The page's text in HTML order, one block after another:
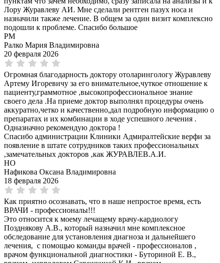
Лору Журавлеву АИ. Мне сделали рентген пазух носа и
назначили также лечение. В общем за один визит комплексно
подошли к проблеме. Спасибо большое
РМ
Ралко Мария Владимировна
20 февраля 2026
Огромная благодарность доктору отоларингологу Журавлеву
Артему Игоревичу за его внимательное,чуткое отношение к
пациенту,граммотное ,высокопрофессиональное знание
своего дела .На приеме доктор выполнял процедуры очень
аккуратно,четко и качественно,дал подробную информацию о
препаратах и их комбинации в ходе успешного лечения .
Одназначно рекомендую доктора !
Спасибо администрации Клиники Адмиралтейские верфи за
появление в штате сотрудников таких профессиональных
,замечательных докторов ,как ЖУРАВЛЕВ.А.И.
НО
Нафикова Оксана Владимировна
18 февраля 2026
Как приятно осознавать, что в наше непростое время, есть
ВРАЧИ - профессионалы!!!
Это относится к моему лечащему врачу-кардиологу
Позднякову А.В., который назначил мне комплексное
обследование для установления диагноза и дальнейшего
лечения, с помощью команды врачей - профессионалов ,
врачом функциональной диагностики - Буториной Е. В.,